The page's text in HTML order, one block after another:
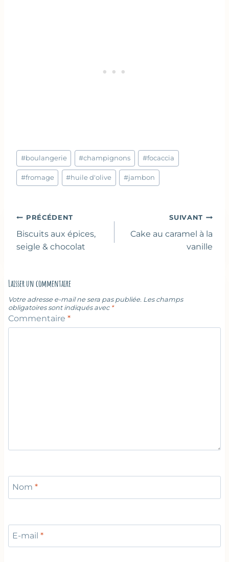
Étiquettes
de
la
#boulangerie #champignons #focaccia
#fromage #huile d'olive #jambon
Navigation
de
l’article
PRÉCÉDENT
Biscuits aux épices,
seigle & chocolat
SUIVANT
Cake au caramel à la
vanille
Laisser un commentaire
Votre adresse e-mail ne sera pas publiée. Les champs
obligatoires sont indiqués avec *
Commentaire *
Nom *
E-mail *